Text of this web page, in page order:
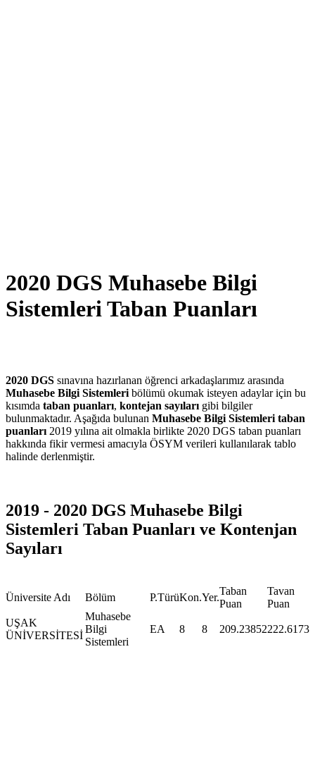
2020 DGS Muhasebe Bilgi
Sistemleri Taban Puanları
2020 DGS sınavına hazırlanan öğrenci arkadaşlarımız arasında
Muhasebe Bilgi Sistemleri bölümü okumak isteyen adaylar için bu
kısımda taban puanları, kontejan sayıları gibi bilgiler
bulunmaktadır. Aşağıda bulunan Muhasebe Bilgi Sistemleri taban
puanları 2019 yılına ait olmakla birlikte 2020 DGS taban puanları
hakkında fikir vermesi amacıyla ÖSYM verileri kullanılarak tablo
halinde derlenmiştir.
2019 - 2020 DGS Muhasebe Bilgi
Sistemleri Taban Puanları ve Kontenjan
Sayıları
Üniversite Adı Bölüm P.TürüKon.Yer.
Taban
Puan
Tavan
Puan
UŞAK
ÜNİVERSİTESİ
Muhasebe
Bilgi
Sistemleri
EA 8 8 209.23852222.6173